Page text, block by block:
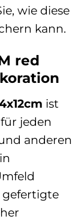
wie diese
kann.
red
ist
jeden
anderen
gefertigte